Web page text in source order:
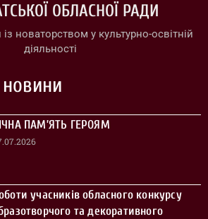
ОБЛАСНОЇ РАДИ
новаторством у культурно-освітній
діяльності
новини
ПАМ’ЯТЬ ГЕРОЯМ
учасників обласного конкурсу
та декоративного